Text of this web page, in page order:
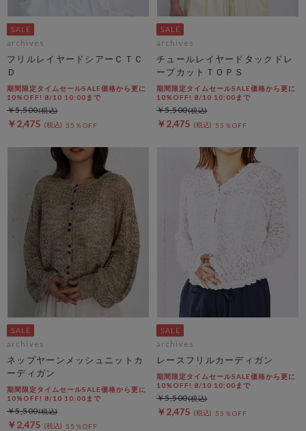
archives
フリルレイヤードシアーＣＴＣ
Ｄ
期間限定タイムセールSALE価格から更に
10%OFF! 8/10 10:00まで
￥2,475 55％OFF
￥5,500
archives
チュールレイヤードタックドレ
ープカットＴＯＰＳ
期間限定タイムセールSALE価格から更に
10%OFF! 8/10 10:00まで
￥2,475 55％OFF
￥5,500
archives
ネップヤーンメッシュニットカ
ーディガン
期間限定タイムセールSALE価格から更に
10%OFF! 8/10 10:00まで
￥2,475 55％OFF
￥5,500
archives
レースフリルカーディガン
期間限定タイムセールSALE価格から更に
10%OFF! 8/10 10:00まで
￥2,475 55％OFF
￥5,500